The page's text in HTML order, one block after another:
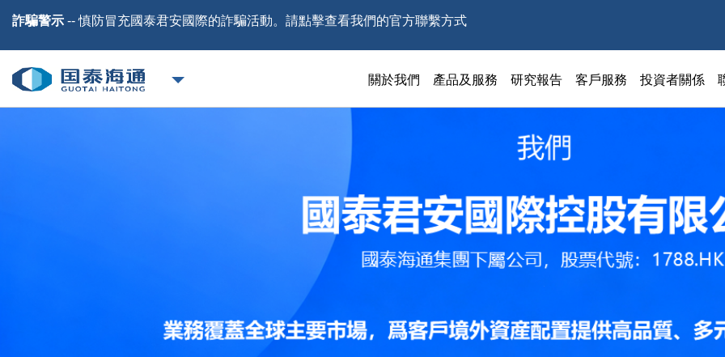
詐騙警示 -- 慎防冒充國泰君安國際的詐騙活動。請點擊查看我們的官方聯繫方式
關於我們 產品及服務 研究報告 客戶服務 投資者關係